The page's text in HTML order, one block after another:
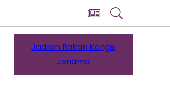
Jadilah Rakan Kongsi
Jenama